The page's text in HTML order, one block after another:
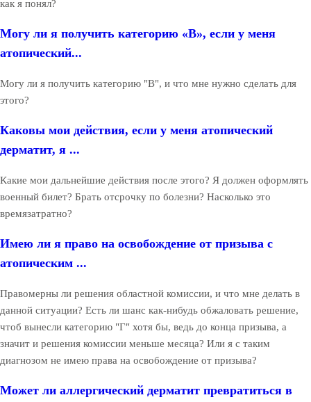
как я понял?
Могу ли я получить категорию «В», если у меня
атопический...
Могу ли я получить категорию "В", и что мне нужно сделать для
этого?
Каковы мои действия, если у меня атопический
дерматит, я ...
Какие мои дальнейшие действия после этого? Я должен оформлять
военный билет? Брать отсрочку по болезни? Насколько это
времязатратно?
Имею ли я право на освобождение от призыва с
атопическим ...
Правомерны ли решения областной комиссии, и что мне делать в
данной ситуации? Есть ли шанс как-нибудь обжаловать решение,
чтоб вынесли категорию "Г" хотя бы, ведь до конца призыва, а
значит и решения комиссии меньше месяца? Или я с таким
диагнозом не имею права на освобождение от призыва?
Может ли аллергический дерматит превратиться в